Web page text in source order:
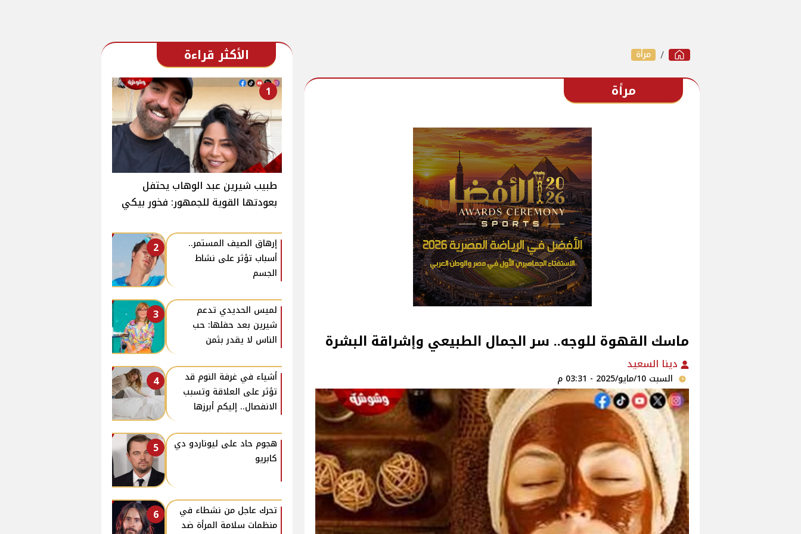
مرأة
مرأة
ماسك القهوة للوجه.. سر الجمال الطبيعي وإشراقة البشرة
دينا السعيد
السبت 10/مايو/2025 - 03:31 م
الأكثر قراءة
1
طبيب شيرين عبد الوهاب يحتفل
بعودتها القوية للجمهور: فخور بيكي
2
إرهاق الصيف المستمر..
أسباب تؤثر على نشاط
الجسم
3
لميس الحديدي تدعم
شيرين بعد حفلها: حب
الناس لا يقدر بثمن
4
أشياء في غرفة النوم قد
تؤثر على العلاقة وتسبب
الانفصال.. إليكم أبرزها
5
هجوم حاد على ليوناردو دي
كابريو
6
تحرك عاجل من نشطاء في
منظمات سلامة المرأة ضد